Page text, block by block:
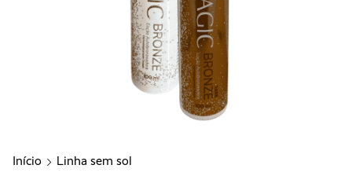
Início Linha sem sol